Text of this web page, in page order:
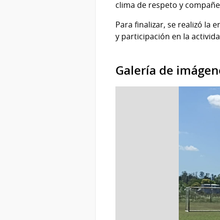
clima de respeto y
Para finalizar, se realizó la
y participación en la
Galería de